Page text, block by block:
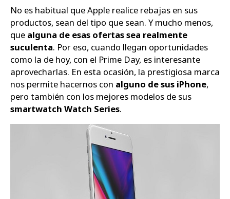
No es habitual que Apple realice rebajas en sus
productos, sean del tipo que sean. Y mucho menos,
que alguna de esas ofertas sea realmente
suculenta. Por eso, cuando llegan oportunidades
como la de hoy, con el Prime Day, es interesante
aprovecharlas. En esta ocasión, la prestigiosa marca
nos permite hacernos con alguno de sus iPhone,
pero también con los mejores modelos de sus
smartwatch Watch Series.